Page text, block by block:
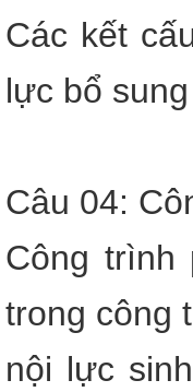
Các kết
lực bổ
Câu 04:
Công trình
trong công
nội lực